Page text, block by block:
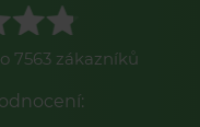
7563 zákazníků